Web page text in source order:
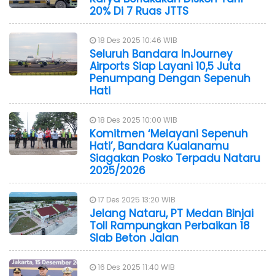
20% Di 7 Ruas JTTS
18 Des 2025 10:46 WIB
Seluruh Bandara InJourney
Airports Siap Layani 10,5 Juta
Penumpang Dengan Sepenuh
Hati
18 Des 2025 10:00 WIB
Komitmen ‘Melayani Sepenuh
Hati’, Bandara Kualanamu
Siagakan Posko Terpadu Nataru
2025/2026
17 Des 2025 13:20 WIB
Jelang Nataru, PT Medan Binjai
Toll Rampungkan Perbaikan 18
Slab Beton Jalan
16 Des 2025 11:40 WIB